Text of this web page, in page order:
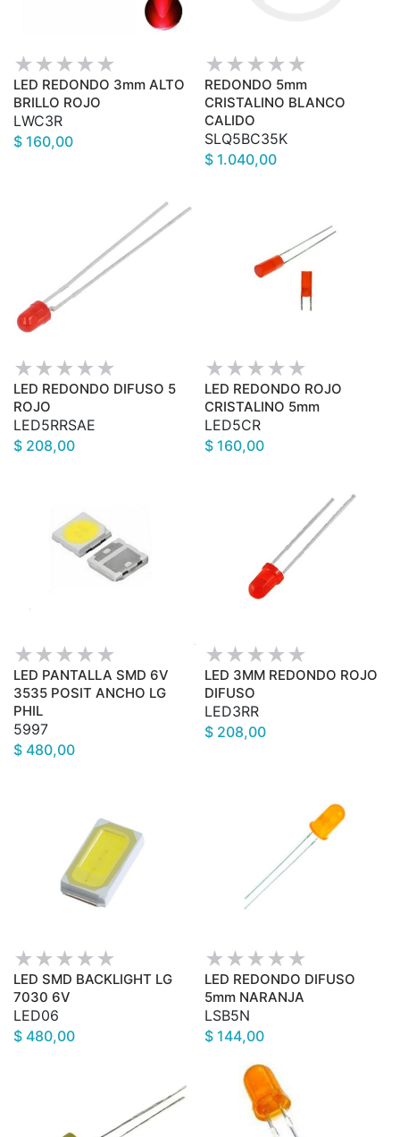
LED REDONDO 3mm ALTO
BRILLO ROJO
LWC3R
$ 160,00
REDONDO 5mm
CRISTALINO BLANCO
CALIDO
SLQ5BC35K
$ 1.040,00
LED REDONDO DIFUSO 5
ROJO
LED5RRSAE
$ 208,00
LED REDONDO ROJO
CRISTALINO 5mm
LED5CR
$ 160,00
LED PANTALLA SMD 6V
3535 POSIT ANCHO LG
PHIL
5997
$ 480,00
LED 3MM REDONDO ROJO
DIFUSO
LED3RR
$ 208,00
LED SMD BACKLIGHT LG
7030 6V
LED06
$ 480,00
LED REDONDO DIFUSO
5mm NARANJA
LSB5N
$ 144,00